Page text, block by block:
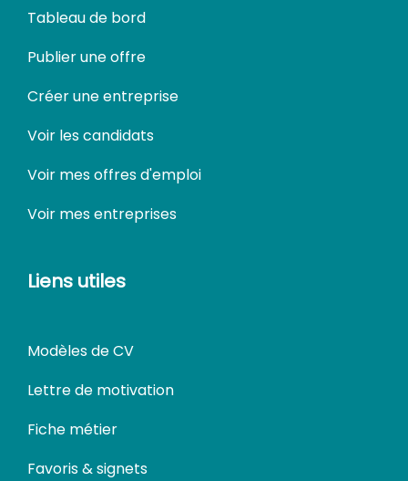
Tableau de bord
Publier une offre
Créer une entreprise
Voir les candidats
Voir mes offres d'emploi
Voir mes entreprises
Liens utiles
Modèles de CV
Lettre de motivation
Fiche métier
Favoris & signets